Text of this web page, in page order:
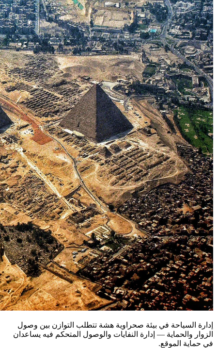
إدارة السياحة في بيئة صحراوية هشة تتطلب التوازن بين وصول
الزوار والحماية — إدارة النفايات والوصول المتحكم فيه يساعدان
في حماية الموقع.